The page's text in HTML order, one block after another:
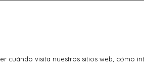
cuándo visita nuestros sitios web, cómo